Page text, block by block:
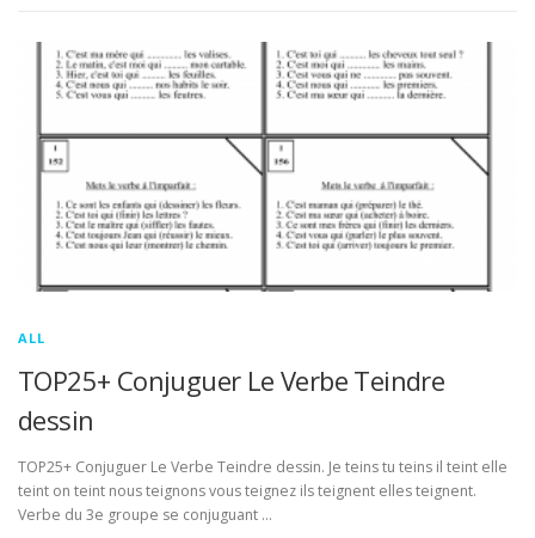
ALL
TOP25+ Conjuguer Le Verbe Teindre
dessin
TOP25+ Conjuguer Le Verbe Teindre dessin. Je teins tu teins il teint elle
teint on teint nous teignons vous teignez ils teignent elles teignent.
Verbe du 3e groupe se conjuguant …